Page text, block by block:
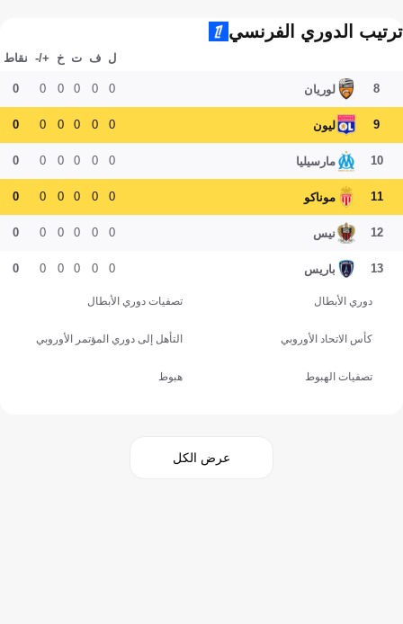
ترتيب الدوري الفرنسي
ل ف ت خ +/- نقاط
8 لوريان 0
0
0
0
0
0
9 ليون 0
0
0
0
0
0
10 مارسيليا 0
0
0
0
0
0
11 موناكو 0
0
0
0
0
0
12 نيس 0
0
0
0
0
0
13 باريس 0
0
0
0
0
0
دوري الأبطال تصفيات دوري الأبطال
كأس الاتحاد الأوروبي التأهل إلى دوري المؤتمر الأوروبي
تصفيات الهبوط هبوط
عرض الكل